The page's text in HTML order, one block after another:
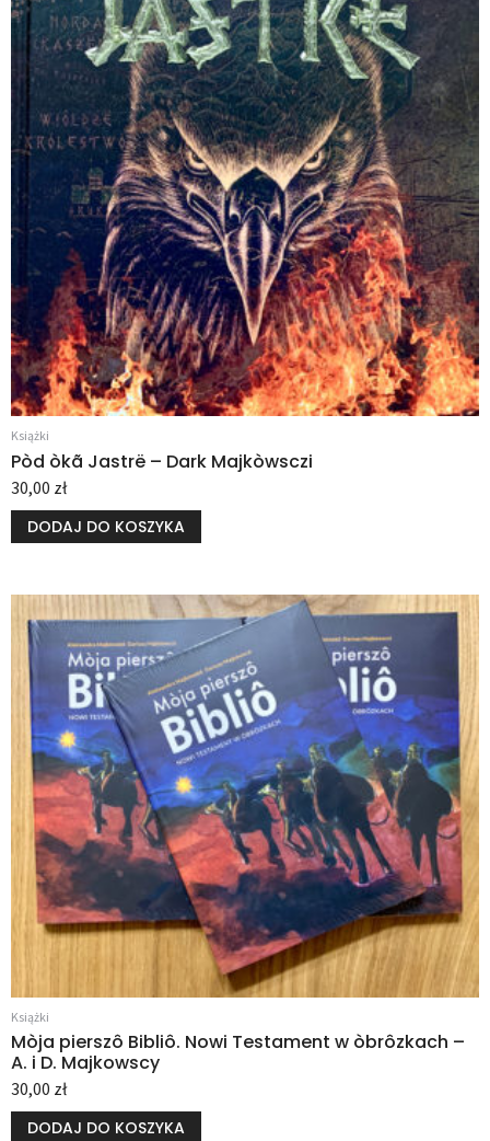
Książki
Pòd òkã Jastrë – Dark Majkòwsczi
30,00 zł
DODAJ DO KOSZYKA
Książki
Mòja pierszô Bibliô. Nowi Testament w òbrôzkach –
A. i D. Majkowscy
30,00 zł
DODAJ DO KOSZYKA